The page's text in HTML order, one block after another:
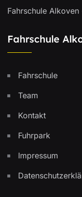
Fahrschule
Fahrschule
Fahrschule
Team
Kontakt
Fuhrpark
Impressum